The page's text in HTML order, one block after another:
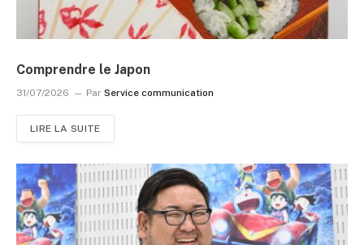
Comprendre le Japon
31/07/2026 Par Service communication
LIRE LA SUITE